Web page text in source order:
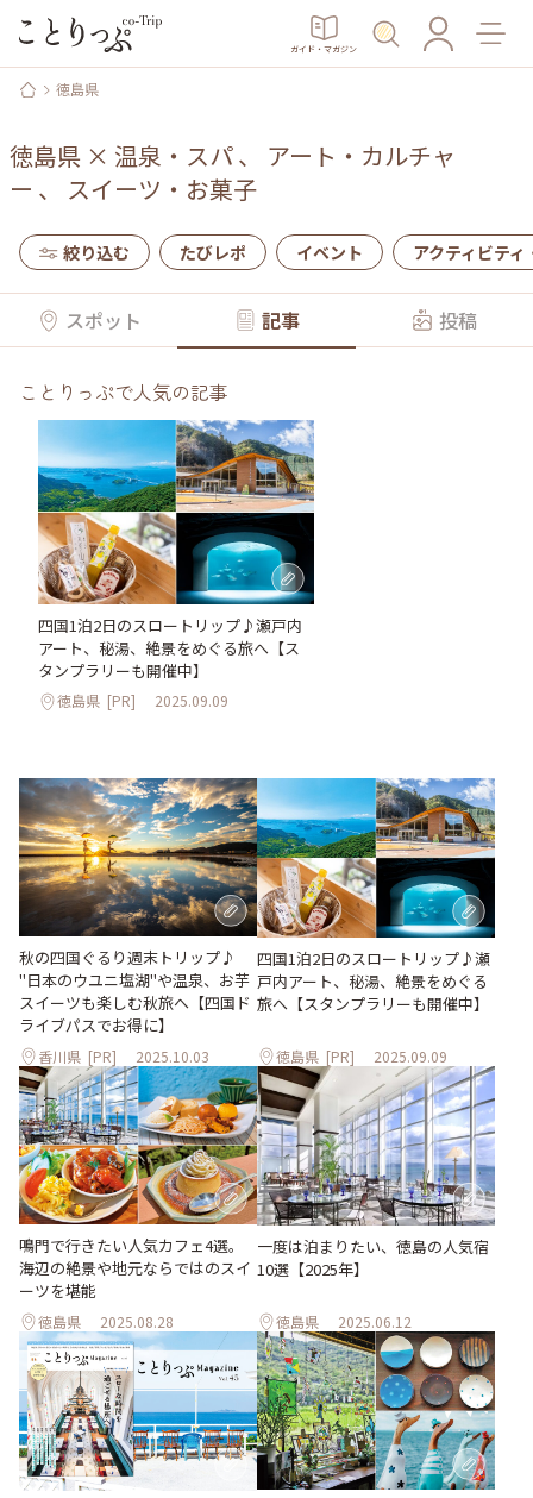
ガイド・マガジン
徳島県
徳島県 × 温泉・スパ、 アート・カルチャ
ー 、 スイーツ・お菓子
絞り込む たびレポ イベント アクティビティ
スポット 記事 投稿
ことりっぷで人気の記事
四国1泊2日のスロートリップ♪瀬戸内
アート、秘湯、絶景をめぐる旅へ【ス
タンプラリーも開催中】
徳島県 [PR] 2025.09.09
秋の四国ぐるり週末トリップ♪
"日本のウユニ塩湖"や温泉、お芋
スイーツも楽しむ秋旅へ【四国ド
ライブパスでお得に】
香川県 [PR] 2025.10.03
四国1泊2日のスロートリップ♪瀬
戸内アート、秘湯、絶景をめぐる
旅へ【スタンプラリーも開催中】
徳島県 [PR] 2025.09.09
鳴門で行きたい人気カフェ4選。
海辺の絶景や地元ならではのスイ
ーツを堪能
徳島県 2025.08.28
一度は泊まりたい、徳島の人気宿
10選【2025年】
徳島県 2025.06.12